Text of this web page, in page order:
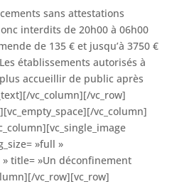
sans attestations
interdits de 20h00 à 06h00
de 135 € et jusqu’à 3750 €
établissements autorisés à
accueillir de public après
vc_column][/vc_row]
vc_column]
»full »
title= »Un déconfinement
vc_row][vc_row]